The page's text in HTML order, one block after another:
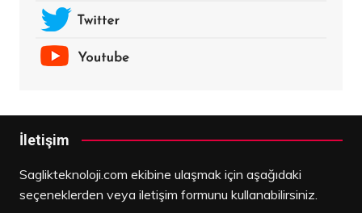
İletişim
Saglikteknoloji.com ekibine ulaşmak için aşağıdaki
seçeneklerden veya iletişim formunu kullanabilirsiniz.